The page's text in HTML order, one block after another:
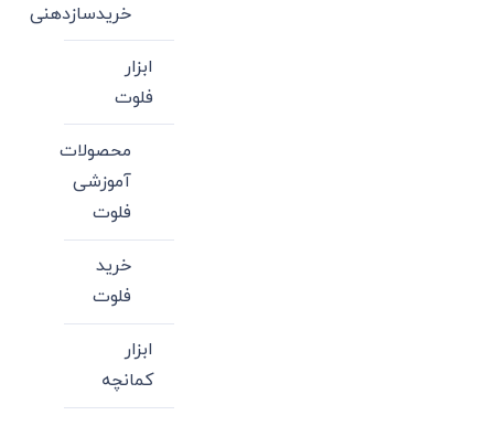
خریدسازدهنی
ابزار
فلوت
محصولات
آموزشی
فلوت
خرید
فلوت
ابزار
کمانچه